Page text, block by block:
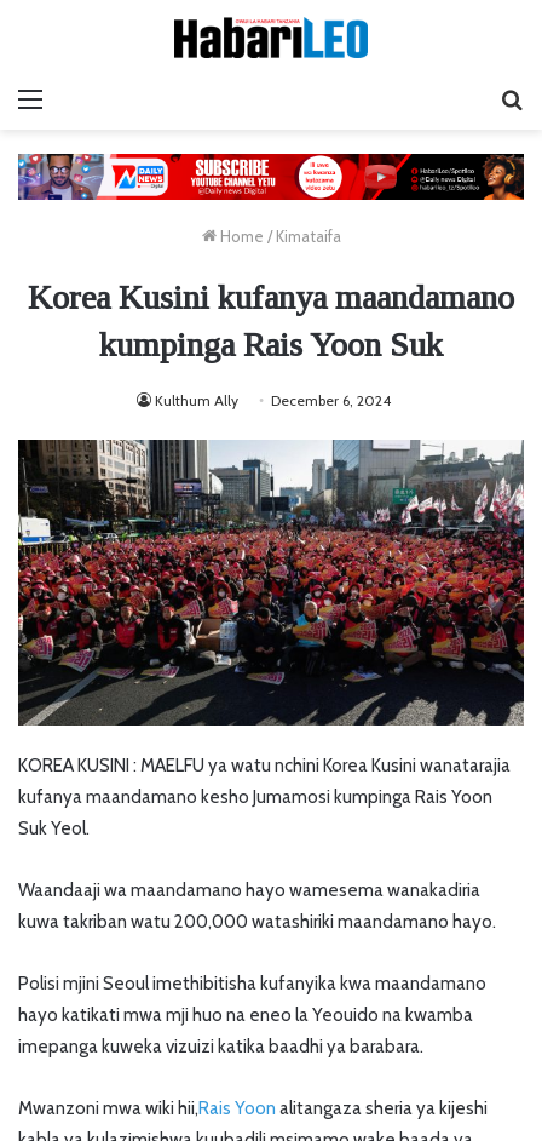
Home / Kimataifa
Korea Kusini kufanya maandamano
kumpinga Rais Yoon Suk
Kulthum Ally December 6, 2024
KOREA KUSINI : MAELFU ya watu nchini Korea Kusini wanatarajia
kufanya maandamano kesho Jumamosi kumpinga Rais Yoon
Suk Yeol.
Waandaaji wa maandamano hayo wamesema wanakadiria
kuwa takriban watu 200,000 watashiriki maandamano hayo.
Polisi mjini Seoul imethibitisha kufanyika kwa maandamano
hayo katikati mwa mji huo na eneo la Yeouido na kwamba
imepanga kuweka vizuizi katika baadhi ya barabara.
Mwanzoni mwa wiki hii,Rais Yoon alitangaza sheria ya kijeshi